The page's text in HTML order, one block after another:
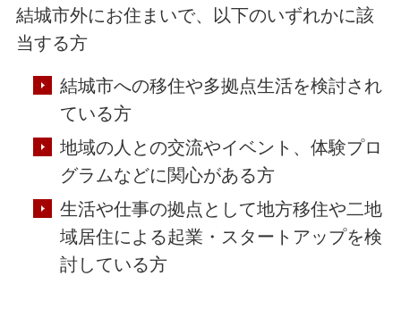
結城市外にお住まいで、以下のいずれかに該
当する方
結城市への移住や多拠点生活を検討され
ている方
地域の人との交流やイベント、体験プロ
グラムなどに関心がある方
生活や仕事の拠点として地方移住や二地
域居住による起業・スタートアップを検
討している方